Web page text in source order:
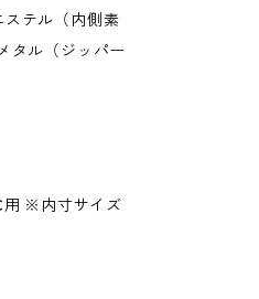
ステル（内側素
タル（ジッパー
用 ※内寸サイズ